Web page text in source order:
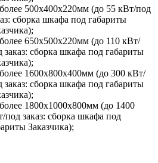
500х400х220мм (до 55 кВт/под
сборка шкафа под габариты
650х500х220мм (до 110 кВт/
заказ: сборка шкафа под габариты
1600х800х400мм (до 300 кВт/
заказ: сборка шкафа под габариты
1800х1000х800мм (до 1400
под заказ: сборка шкафа под
Заказчика);